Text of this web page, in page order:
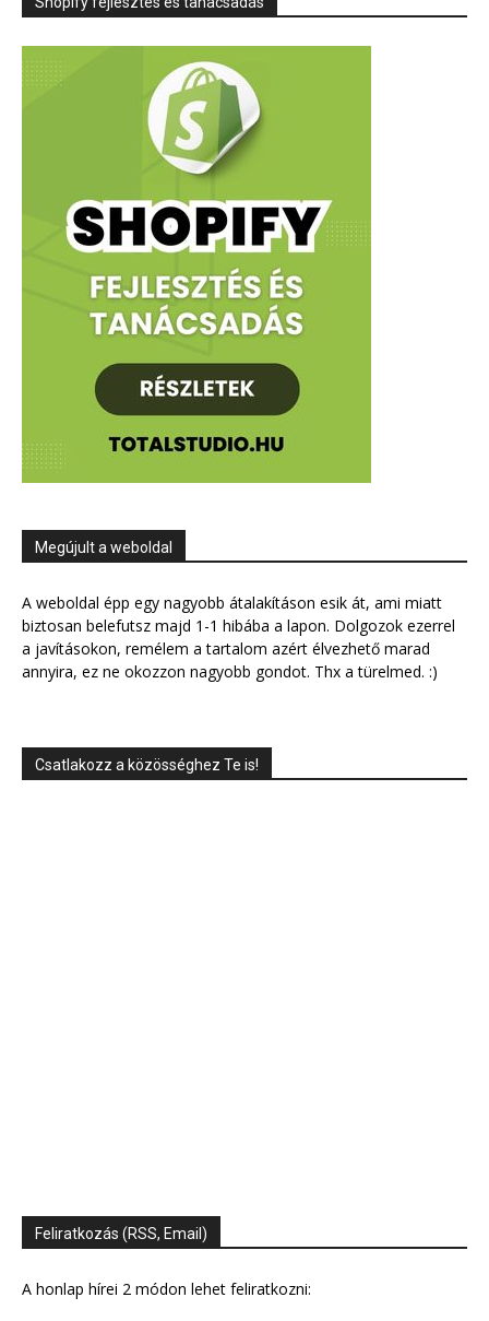
Megújult a weboldal
A weboldal épp egy nagyobb átalakításon esik át, ami miatt
biztosan belefutsz majd 1-1 hibába a lapon. Dolgozok ezerrel
a javításokon, remélem a tartalom azért élvezhető marad
annyira, ez ne okozzon nagyobb gondot. Thx a türelmed. :)
Csatlakozz a közösséghez Te is!
Feliratkozás (RSS, Email)
A honlap hírei 2 módon lehet feliratkozni: